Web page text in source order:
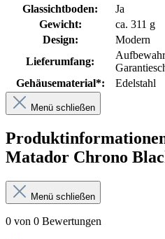
Glassichtboden:
Ja
Gewicht:
ca. 311 g
Design:
Modern
Lieferumfang:
Gehäusematerial*:
Edelstahl
Menü schließen
Matador Chrono
Menü schließen
0 von 0 Bewertungen